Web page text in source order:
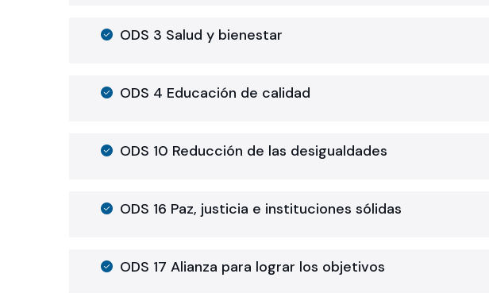
ODS 3 Salud y bienestar
ODS 4 Educación de calidad
ODS 10 Reducción de las desigualdades
ODS 16 Paz, justicia e instituciones sólidas
ODS 17 Alianza para lograr los objetivos